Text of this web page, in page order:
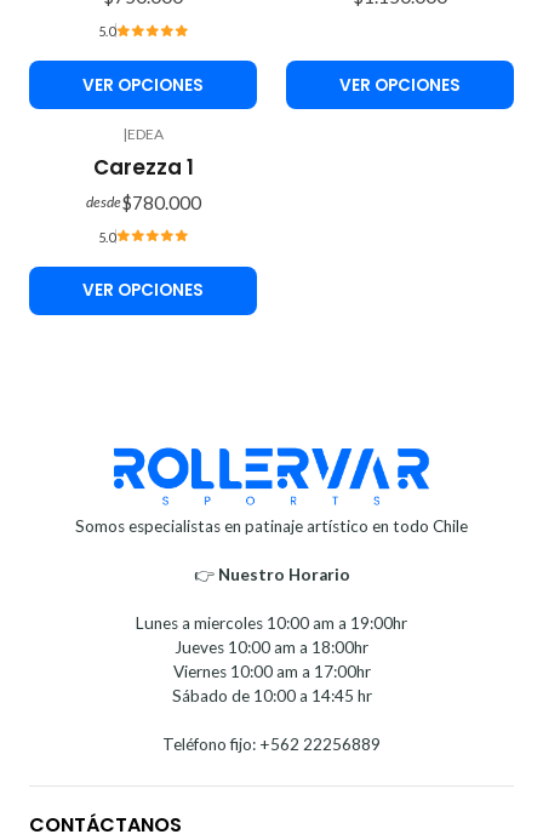
5.0
VER OPCIONES VER OPCIONES
|EDEA
Carezza 1
desde$780.000
5.0
VER OPCIONES
Somos especialistas en patinaje artístico en todo Chile
👉 Nuestro Horario⁣⁣
Lunes a miercoles 10:00 am a 19:00hr
Jueves 10:00 am a 18:00hr
Viernes 10:00 am a 17:00hr
Sábado de 10:00 a 14:45 hr
Teléfono fijo: +562 22256889
CONTÁCTANOS